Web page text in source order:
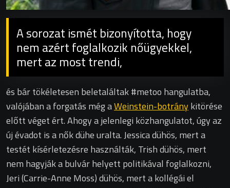
A sorozat ismét bizonyította, hogy
nem azért foglalkozik nőügyekkel,
mert az most trendi,
és bár tökéletesen beletaláltak #metoo hangulatba,
valójában a forgatás még aWeinstein-botránykitörése
előtt véget ért. Ahogy a jelenlegi közhangulatot, úgy az
új évadot is a nők dühe uralta. Jessica dühös, mert a
testét kísérletezésre használták, Trish dühös, mert
nem hagyják a bulvár helyett politikával foglalkozni,
Jeri (Carrie-Anne Moss) dühös, mert a kollégái el